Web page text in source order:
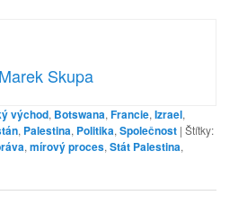
Marek Skupa
východ, Botswana,Francie,Izrael,
, Palestina, Politika,Společnost |Štítky:
,mírový proces,Stát Palestina,